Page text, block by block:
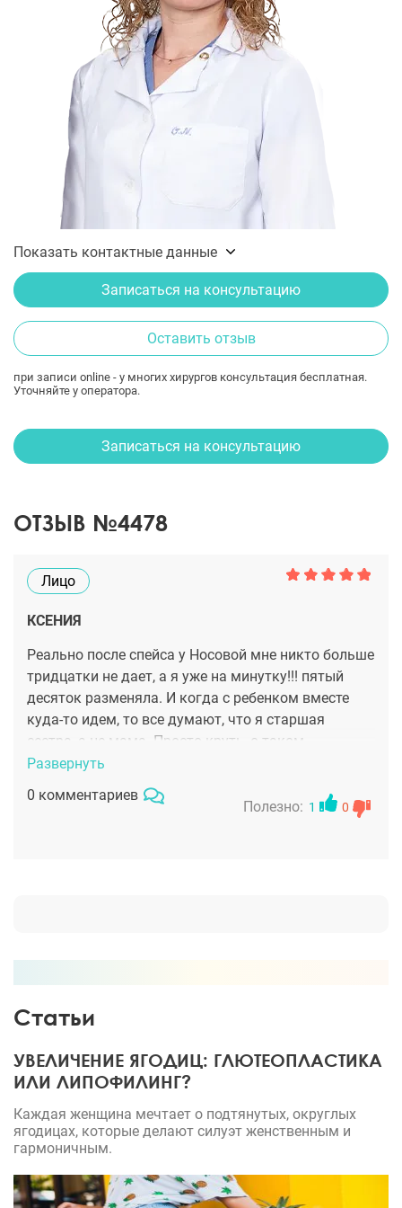
Показать контактные данные
Записаться на консультацию
Оставить отзыв
при записи online - у многих хирургов консультация бесплатная.
Уточняйте у оператора.
Записаться на консультацию
ОТЗЫВ №4478
Лицо
КСЕНИЯ
Реально после спейса у Носовой мне никто больше
тридцатки не дает, а я уже на минутку!!! пятый
десяток разменяла. И когда с ребенком вместе
куда-то идем, то все думают, что я старшая
сестра, а не мама. Просто круть, о таком
результате и мечтать не могла, думала, что просто
подтянусь в пару местах, а в итоге прям здорово
помолодела
Развернуть
0 комментариев
Полезно: 1 0
Статьи
УВЕЛИЧЕНИЕ ЯГОДИЦ: ГЛЮТЕОПЛАСТИКА
ИЛИ ЛИПОФИЛИНГ?
Каждая женщина мечтает о подтянутых, округлых
ягодицах, которые делают силуэт женственным и
гармоничным.